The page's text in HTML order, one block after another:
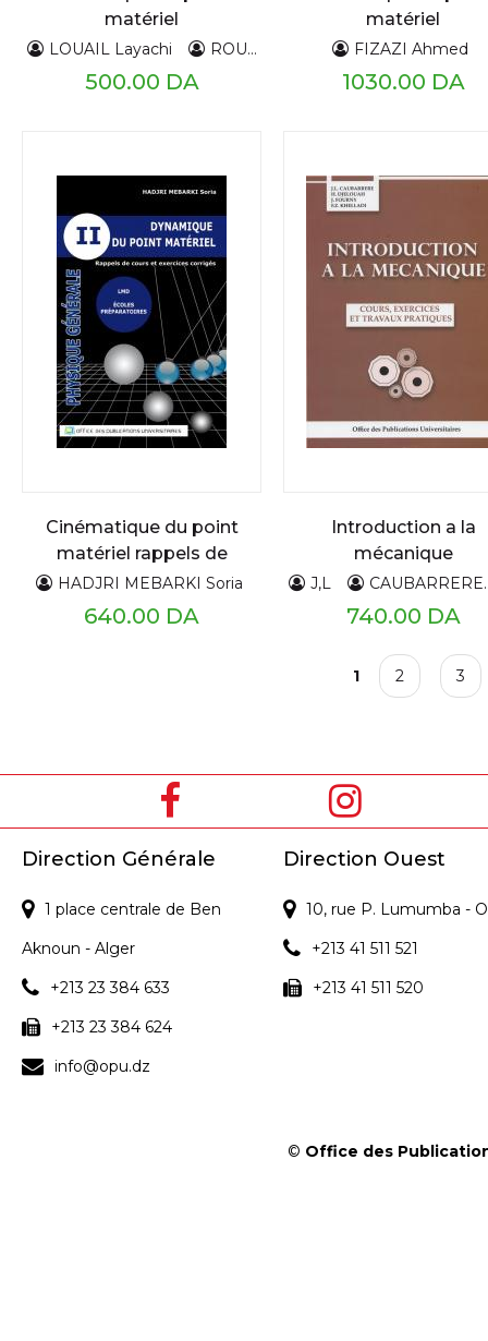
matériel
LOUAIL Layachi ROUMILI Abdelkrim Maouche
500.00 DA
matériel
FIZAZI Ahmed
1030.00 DA
Cinématique du point
matériel rappels de
cours et exercices
corrigés II
HADJRI MEBARKI Soria
640.00 DA
Introduction a la
mécanique
J,L CAUBARRERE
740.00 DA
g
1 2 3
Direction Générale
1 place centrale de Ben
Aknoun - Alger
+213 23 384 633
+213 23 384 624
info@opu.dz
Direction Ouest
10, rue P. Lumumba -
+213 41 511 521
+213 41 511 520
© Office des